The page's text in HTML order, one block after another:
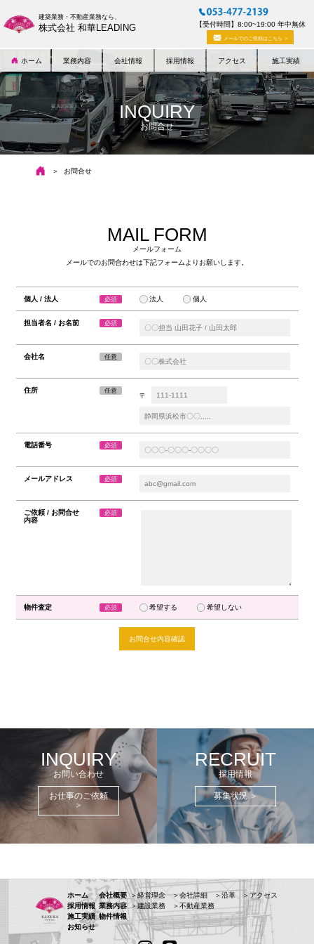
建築業務・不動産業務なら、
株式会社 和華LEADING 【受付時間】8:00~19:00 年中無休
メールでのご依頼はこちら ＞
ホーム 業務内容 会社情報 採用情報 アクセス 施工実績
INQUIRY
お問合せ
お問合せ
MAIL FORM
メールフォーム
メールでのお問合わせは下記フォームよりお願いします。
個人 / 法人 必須 法人 個人
担当者名 / お名前 必須
会社名 任意
住所 任意
〒
電話番号 必須
メールアドレス 必須
ご依頼 / お問合せ
内容
必須
物件査定 必須 希望する 希望しない
INQUIRY
お問い合わせ
お仕事のご依頼
＞
RECRUIT
採用情報
募集状況 ＞
ホーム 会社概要 ＞経営理念 ＞会社詳細＞沿革
＞アクセス
採用情報 業務内容 ＞建設業務
＞不動産業務
施工実績 物件情報
お知らせ